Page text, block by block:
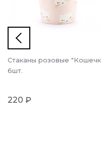
Стаканы розовые
6шт.
220 ₽